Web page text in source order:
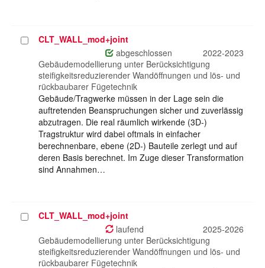
ProjektCLT_WALL_mod+joint
abgeschlossen
2022-2023
Gebäudemodellierung unter Berücksichtigung
steifigkeitsreduzierender Wandöffnungen und lös- und
rückbaubarer Fügetechnik
Gebäude/Tragwerke müssen in der Lage sein die
auftretenden Beanspruchungen sicher und zuverlässig
abzutragen. Die real räumlich wirkende (3D-)
Tragstruktur wird dabei oftmals in einfacher
berechnenbare, ebene (2D-) Bauteile zerlegt und auf
deren Basis berechnet. Im Zuge dieser Transformation
sind Annahmen…
ProjektCLT_WALL_mod+joint
laufend
2025-2026
Gebäudemodellierung unter Berücksichtigung
steifigkeitsreduzierender Wandöffnungen und lös- und
rückbaubarer Fügetechnik